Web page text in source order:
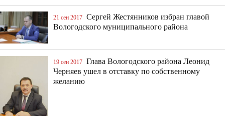
21 сен 2017 Сергей Жестянников избран главой
Вологодского муниципального района
19 сен 2017 Глава Вологодского района Леонид
Черняев ушел в отставку по собственному
желанию